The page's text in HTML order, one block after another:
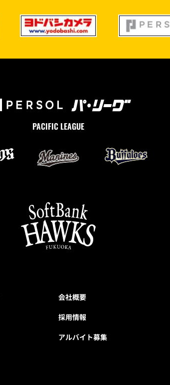
PACIFIC LEAGUE
会社概要
採用情報
アルバイト募集